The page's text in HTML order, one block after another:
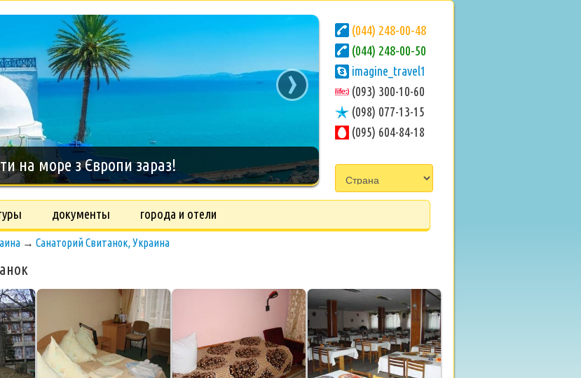
на о.Занзибар, 8 дней
›
(044) 248-00-48
(044) 248-00-50
imagine_travel1
(093) 300-10-60
(098) 077-13-15
(095) 604-84-18
документы города и отели
→ Санаторий Свитанок, Украина